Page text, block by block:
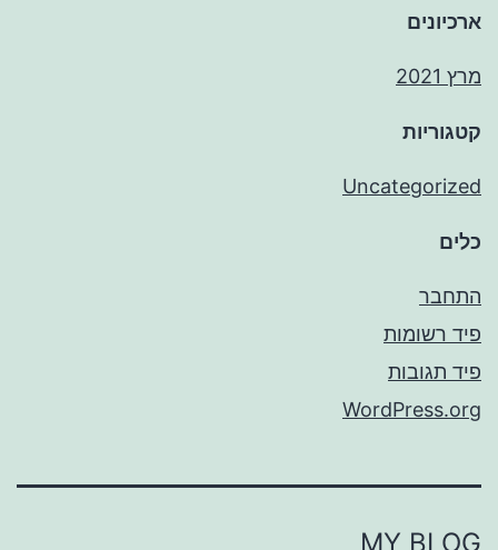
ארכיונים
מרץ 2021
קטגוריות
Uncategorized
כלים
התחבר
פיד רשומות
פיד תגובות
WordPress.org
MY BLOG